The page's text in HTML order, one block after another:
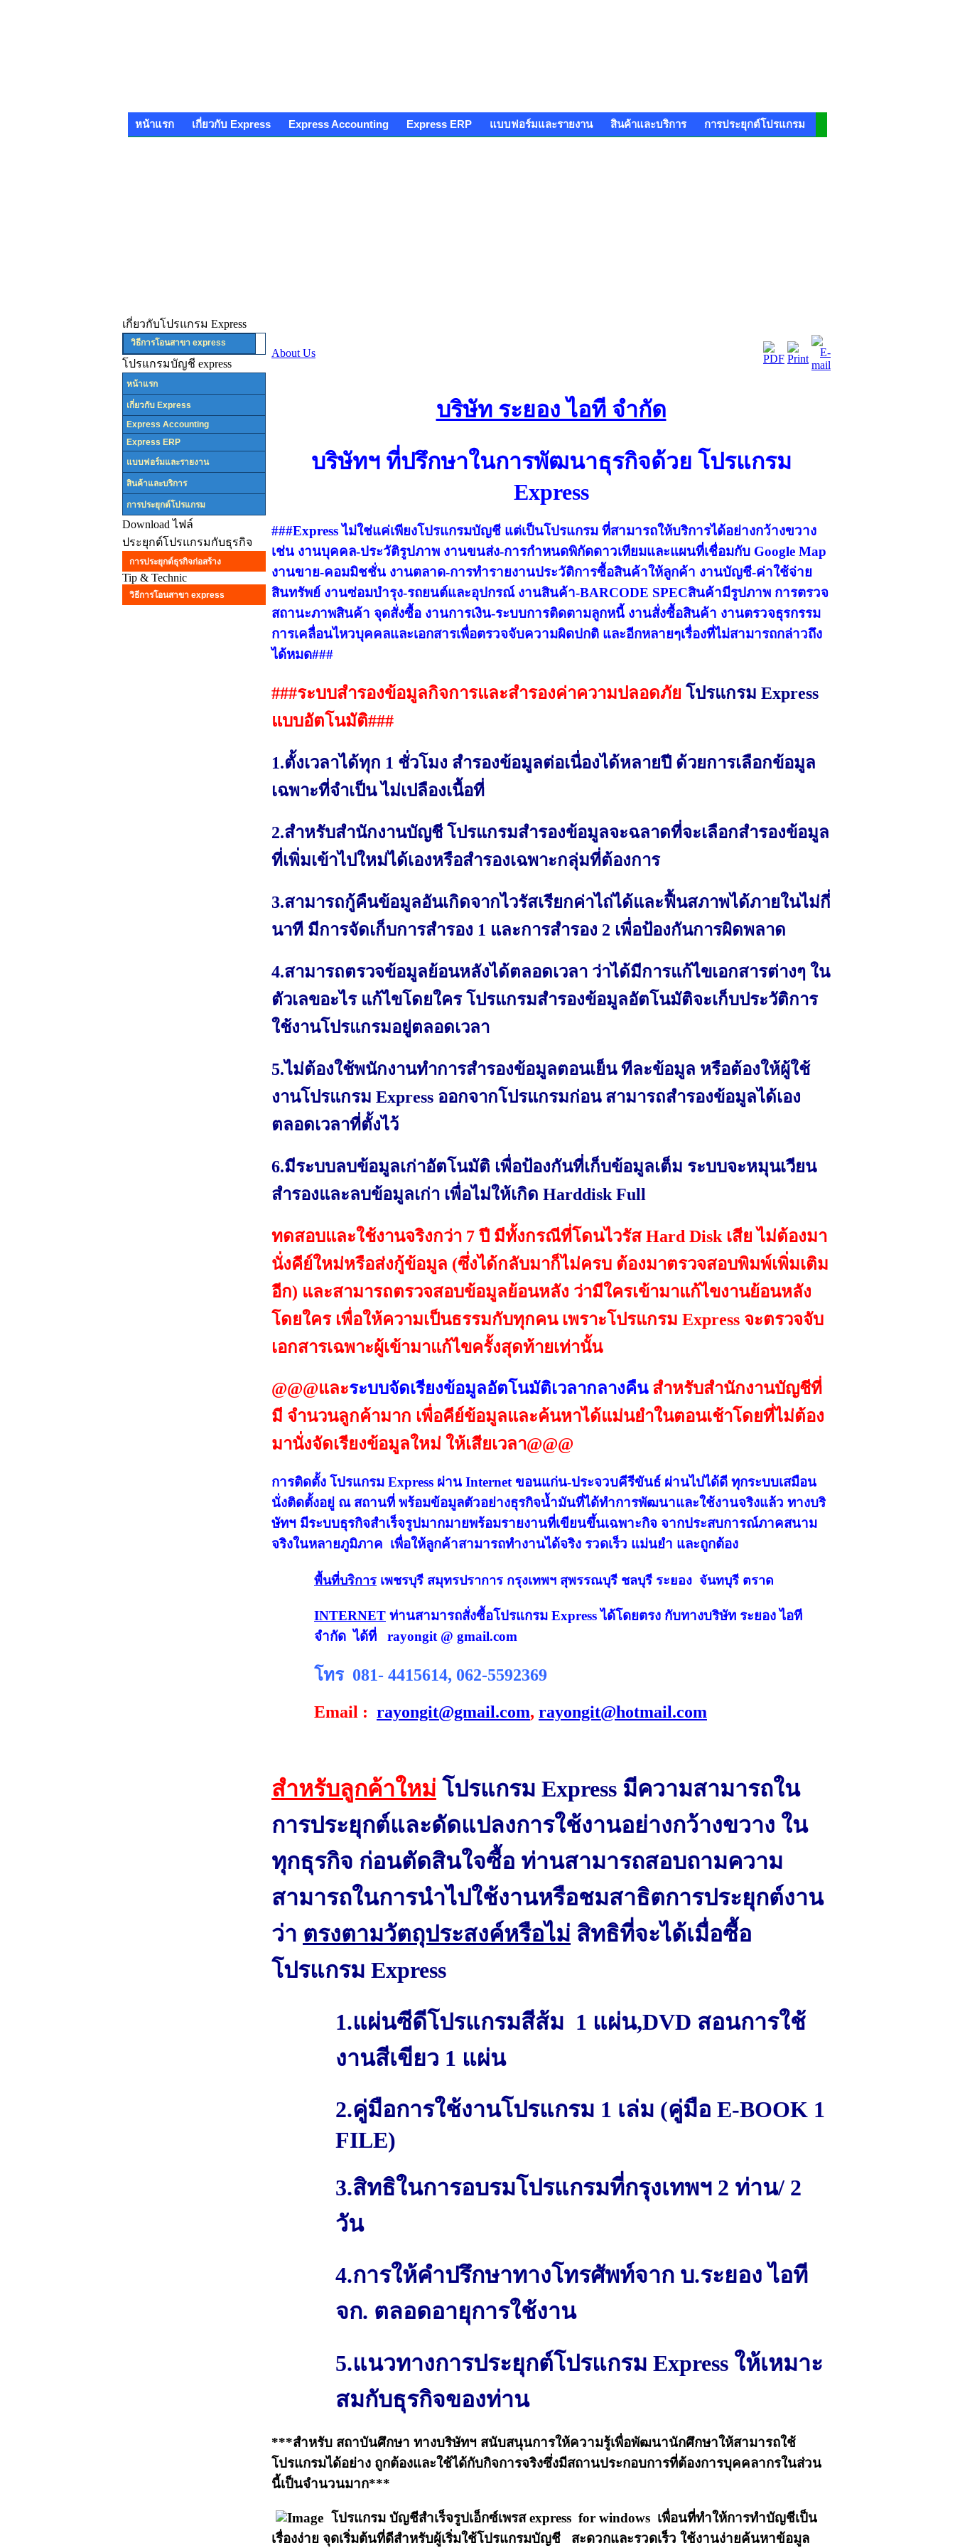
หน้าแรก เกี่ยวกับ Express Express Accounting Express ERP แบบฟอร์มและรายงาน สินค้าและบริการ การประยุกต์โปรแกรม
เกี่ยวกับโปรแกรม Express
วิธีการโอนสาขา express
โปรแกรมบัญชี express
หน้าแรก
เกี่ยวกับ Express
Express Accounting
Express ERP
แบบฟอร์มและรายงาน
สินค้าและบริการ
การประยุกต์โปรแกรม
Download ไฟล์
ประยุกต์โปรแกรมกับธุรกิจ
การประยุกต์ธุรกิจก่อสร้าง
Tip & Technic
วิธีการโอนสาขา express
About Us
บริษัท ระยอง ไอที จำกัด
บริษัทฯ ที่ปรึกษาในการพัฒนาธุรกิจด้วย โปรแกรม
Express
###Express ไม่ใช่แค่เพียงโปรแกรมบัญชี แต่เป็นโปรแกรม ที่สามารถให้บริการได้อย่างกว้างขวาง
เช่น งานบุคคล-ประวัติรูปภาพ งานขนส่ง-การกำหนดพิกัดดาวเทียมและแผนที่เชื่อมกับ Google Map
งานขาย-คอมมิชชั่น งานตลาด-การทำรายงานประวัติการซื้อสินค้าให้ลูกค้า งานบัญชี-ค่าใช้จ่าย
สินทรัพย์ งานซ่อมบำรุง-รถยนต์และอุปกรณ์ งานสินค้า-BARCODE SPECสินค้ามีรูปภาพ การตรวจ
สถานะภาพสินค้า จุดสั่งซื้อ งานการเงิน-ระบบการติดตามลูกหนี้ งานสั่งซื้อสินค้า งานตรวจธุรกรรม
การเคลื่อนไหวบุคคลและเอกสารเพื่อตรวจจับความผิดปกติ และอีกหลายๆเรื่องที่ไม่สามารถกล่าวถึง
ได้หมด###
###ระบบสำรองข้อมูลกิจการและสำรองค่าความปลอดภัย โปรแกรม Express
แบบอัตโนมัติ###
1.ตั้งเวลาได้ทุก 1 ชั่วโมง สำรองข้อมูลต่อเนื่องได้หลายปี ด้วยการเลือกข้อมูล
เฉพาะที่จำเป็น ไม่เปลืองเนื้อที่
2.สำหรับสำนักงานบัญชี โปรแกรมสำรองข้อมูลจะฉลาดที่จะเลือกสำรองข้อมูล
ที่เพิ่มเข้าไปใหม่ได้เองหรือสำรองเฉพาะกลุ่มที่ต้องการ
3.สามารถกู้คืนข้อมูลอันเกิดจากไวรัสเรียกค่าไถ่ได้และฟื้นสภาพได้ภายในไม่กี่
นาที มีการจัดเก็บการสำรอง 1 และการสำรอง 2 เพื่อป้องกันการผิดพลาด
4.สามารถตรวจข้อมูลย้อนหลังได้ตลอดเวลา ว่าได้มีการแก้ไขเอกสารต่างๆ ใน
ตัวเลขอะไร แก้ไขโดยใคร โปรแกรมสำรองข้อมูลอัตโนมัติจะเก็บประวัติการ
ใช้งานโปรแกรมอยู่ตลอดเวลา
5.ไม่ต้องใช้พนักงานทำการสำรองข้อมูลตอนเย็น ทีละข้อมูล หรือต้องให้ผู้ใช้
งานโปรแกรม Express ออกจากโปรแกรมก่อน สามารถสำรองข้อมูลได้เอง
ตลอดเวลาที่ตั้งไว้
6.มีระบบลบข้อมูลเก่าอัตโนมัติ เพื่อป้องกันที่เก็บข้อมูลเต็ม ระบบจะหมุนเวียน
สำรองและลบข้อมูลเก่า เพื่อไม่ให้เกิด Harddisk Full
ทดสอบและใช้งานจริงกว่า 7 ปี มีทั้งกรณีที่โดนไวรัส Hard Disk เสีย ไม่ต้องมา
นั่งคีย์ใหม่หรือส่งกู้ข้อมูล (ซึ่งได้กลับมาก็ไม่ครบ ต้องมาตรวจสอบพิมพ์เพิ่มเติม
อีก) และสามารถตรวจสอบข้อมูลย้อนหลัง ว่ามีใครเข้ามาแก้ไขงานย้อนหลัง
โดยใคร เพื่อให้ความเป็นธรรมกับทุกคน เพราะโปรแกรม Express จะตรวจจับ
เอกสารเฉพาะผู้เข้ามาแก้ไขครั้งสุดท้ายเท่านั้น
@@@และระบบจัดเรียงข้อมูลอัตโนมัติเวลากลางคืนสำหรับสำนักงานบัญชีที่
มี จำนวนลูกค้ามาก เพื่อคีย์ข้อมูลและค้นหาได้แม่นยำในตอนเช้าโดยที่ไม่ต้อง
มานั่งจัดเรียงข้อมูลใหม่ ให้เสียเวลา@@@
การติดตั้ง โปรแกรม Express ผ่าน Internet ขอนแก่น-ประจวบคีรีขันธ์ ผ่านไปได้ดี ทุกระบบเสมือน
นั่งติดตั้งอยู่ ณ สถานที่ พร้อมข้อมูลตัวอย่างธุรกิจน้ำมันที่ได้ทำการพัฒนาและใช้งานจริงแล้ว ทางบริ
ษัทฯ มีระบบธุรกิจสำเร็จรูปมากมายพร้อมรายงานที่เขียนขึ้นเฉพาะกิจ จากประสบการณ์ภาคสนาม
จริงในหลายภูมิภาค เพื่อให้ลูกค้าสามารถทำงานได้จริง รวดเร็ว แม่นยำ และถูกต้อง
พื้นที่บริการ เพชรบุรี สมุทรปราการ กรุงเทพฯ สุพรรณบุรี ชลบุรี ระยอง จันทบุรี ตราด
INTERNET ท่านสามารถสั่งซื้อโปรแกรม Express ได้โดยตรง กับทางบริษัท ระยอง ไอที
จำกัด ได้ที่ rayongit @ gmail.com
โทร 081- 4415614, 062-5592369
Email : rayongit@gmail.com, rayongit@hotmail.com
สำหรับลูกค้าใหม่ โปรแกรม Express มีความสามารถใน
การประยุกต์และดัดแปลงการใช้งานอย่างกว้างขวาง ใน
ทุกธุรกิจ ก่อนตัดสินใจซื้อ ท่านสามารถสอบถามความ
สามารถในการนำไปใช้งานหรือชมสาธิตการประยุกต์งาน
ว่า ตรงตามวัตถุประสงค์หรือไม่ สิทธิที่จะได้เมื่อซื้อ
โปรแกรม Express
1.แผ่นซีดีโปรแกรมสีส้ม 1 แผ่น,DVD สอนการใช้
งานสีเขียว 1 แผ่น
2.คู่มือการใช้งานโปรแกรม 1 เล่ม (คู่มือ E-BOOK 1
FILE)
3.สิทธิในการอบรมโปรแกรมที่กรุงเทพฯ 2 ท่าน/ 2
วัน
4.การให้คำปรึกษาทางโทรศัพท์จาก บ.ระยอง ไอที
จก. ตลอดอายุการใช้งาน
5.แนวทางการประยุกต์โปรแกรม Express ให้เหมาะ
สมกับธุรกิจของท่าน
***สำหรับ สถาบันศึกษา ทางบริษัทฯ สนับสนุนการให้ความรู้เพื่อพัฒนานักศึกษาให้สามารถใช้
โปรแกรมได้อย่าง ถูกต้องและใช้ได้กับกิจการจริงซึ่งมีสถานประกอบการที่ต้องการบุคคลากรในส่วน
นี้เป็นจำนวนมาก***
โปรแกรม บัญชีสำเร็จรูปเอ็กซ์เพรส express for windows เพื่อนที่ทำให้การทำบัญชีเป็น
เรื่องง่าย จุดเริ่มต้นที่ดีสำหรับผู้เริ่มใช้โปรแกรมบัญชี สะดวกและรวดเร็ว ใช้งานง่ายค้นหาข้อมูล